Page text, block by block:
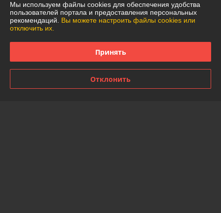
График работы
Политика обработки cookies
Сайт создан на платформе Deal.by
Мы используем файлы cookies для обеспечения удобства
пользователей портала и предоставления персональных
рекомендаций. Вы можете настроить файлы cookies или
отключить их.
Принять
Отклонить